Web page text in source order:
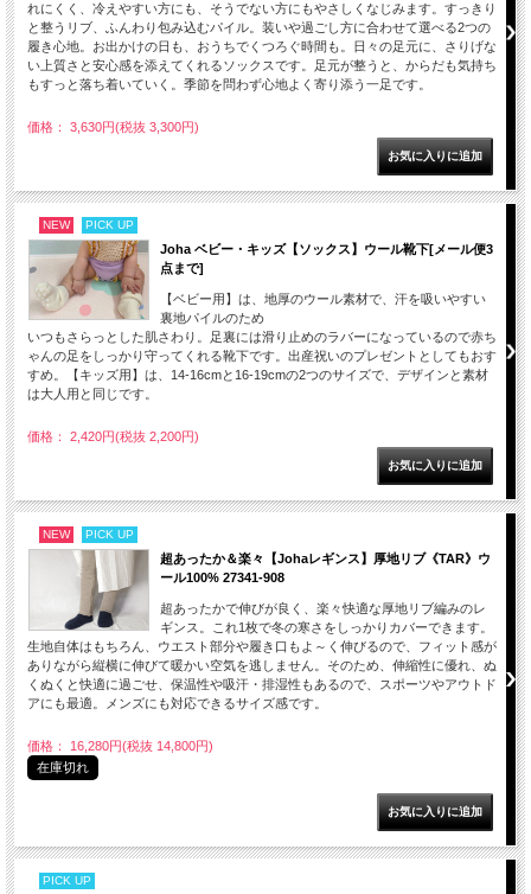
れにくく、冷えやすい方にも、そうでない方にもやさしくなじみます。すっきり
と整うリブ、ふんわり包み込むパイル。装いや過ごし方に合わせて選べる2つの
履き心地。お出かけの日も、おうちでくつろぐ時間も。日々の足元に、さりげな
い上質さと安心感を添えてくれるソックスです。足元が整うと、からだも気持ち
もすっと落ち着いていく。季節を問わず心地よく寄り添う一足です。
価格： 3,630円(税抜 3,300円)
NEW PICK UP
Joha ベビー・キッズ【ソックス】ウール靴下[メール便3
点まで]
【ベビー用】は、地厚のウール素材で、汗を吸いやすい
裏地パイルのため
いつもさらっとした肌さわり。足裏には滑り止めのラバーになっているので赤ち
ゃんの足をしっかり守ってくれる靴下です。出産祝いのプレゼントとしてもおす
すめ。【キッズ用】は、14-16cmと16-19cmの2つのサイズで、デザインと素材
は大人用と同じです。
価格： 2,420円(税抜 2,200円)
NEW PICK UP
超あったか＆楽々【Johaレギンス】厚地リブ《TAR》ウ
ール100% 27341-908
超あったかで伸びが良く、楽々快適な厚地リブ編みのレ
ギンス。これ1枚で冬の寒さをしっかりカバーできます。
生地自体はもちろん、ウエスト部分や履き口もよ～く伸びるので、フィット感が
ありながら縦横に伸びて暖かい空気を逃しません。そのため、伸縮性に優れ、ぬ
くぬくと快適に過ごせ、保温性や吸汗・排湿性もあるので、スポーツやアウトド
アにも最適。メンズにも対応できるサイズ感です。
価格： 16,280円(税抜 14,800円)
在庫切れ
PICK UP